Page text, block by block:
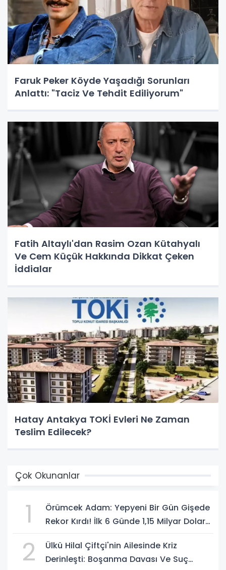
Faruk Peker Köyde Yaşadığı Sorunları
Anlattı: "Taciz Ve Tehdit Ediliyorum"
Fatih Altaylı'dan Rasim Ozan Kütahyalı
Ve Cem Küçük Hakkında Dikkat Çeken
İddialar
Hatay Antakya TOKİ Evleri Ne Zaman
Teslim Edilecek?
Çok Okunanlar
1
Örümcek Adam: Yepyeni Bir Gün Gişede
Rekor Kırdı! İlk 6 Günde 1,15 Milyar Dolar
2
Ülkü Hilal Çiftçi'nin Ailesinde Kriz
Derinleşti: Boşanma Davası Ve Suç